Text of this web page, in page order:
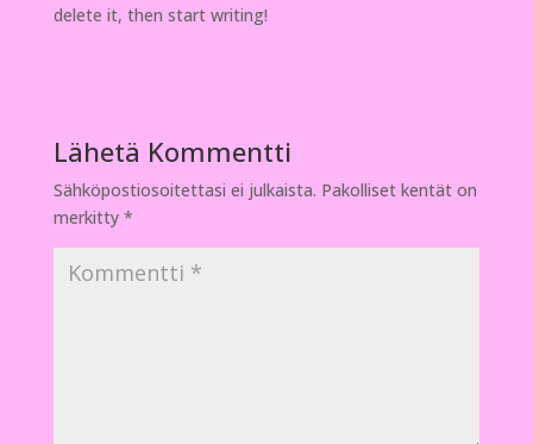
delete it, then start writing!
Lähetä Kommentti
Sähköpostiosoitettasi ei julkaista. Pakolliset kentät on
merkitty *